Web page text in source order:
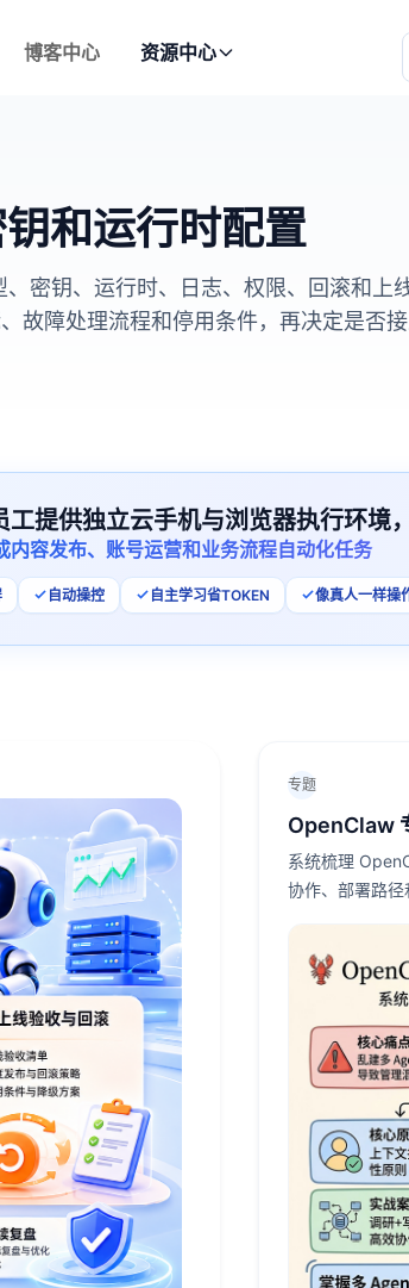
博客中心 资源中心
和运行时配置
密钥、运行时、日志、权限、回滚和上
障处理流程和停用条件，再决定是否
工提供独立云手机与浏览器执行环境，
内容发布、账号运营和业务流程自动化任务
自动操控 自主学习省TOKEN 像真人一样操
专题
OpenClaw
系统梳理
协作、部署路径